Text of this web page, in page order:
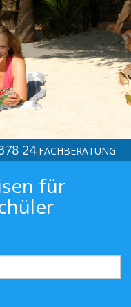
24 FACHBERATUNG
für